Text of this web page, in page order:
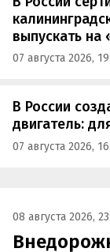
выпускать на
07 августа 2026,
В России
двигатель:
07 августа 2026,
08 августа 2026,